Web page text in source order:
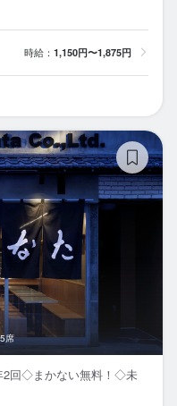
時給： 1,150円〜1,875円
席
回◇まかない無料！◇未